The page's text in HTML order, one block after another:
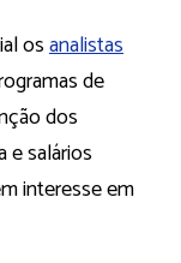
osanalistas
de
dos
e salários
interesse em